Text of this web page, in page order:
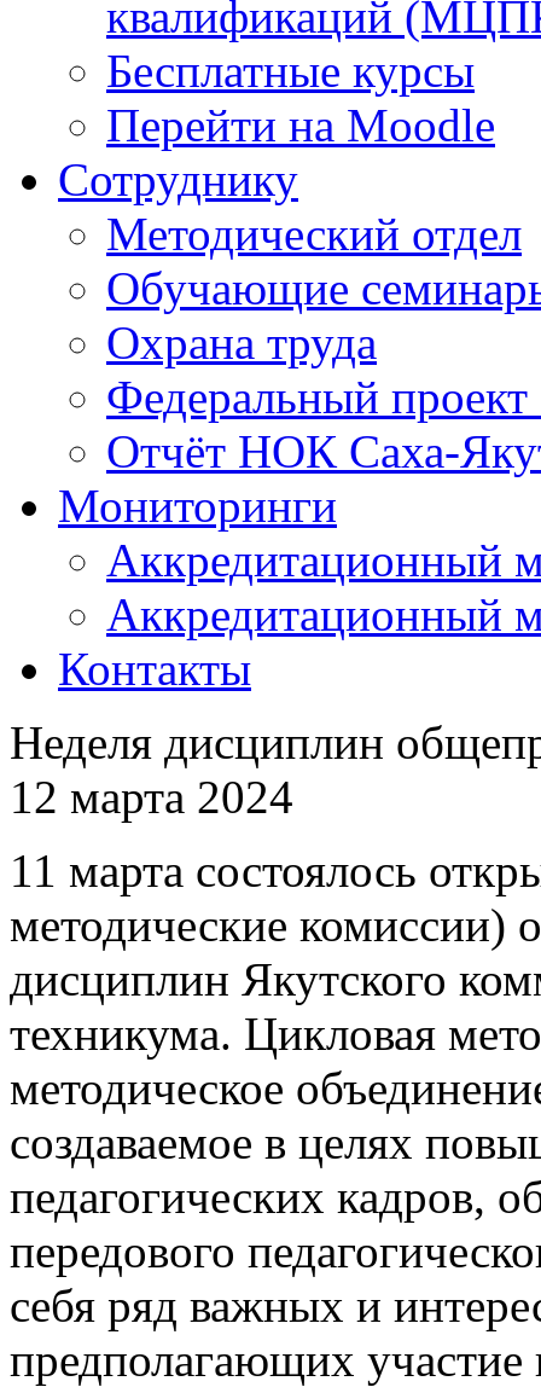
квалификаций
Бесплатные курсы
Перейти на Moodle
Сотруднику
Методический отдел
Обучающие
Охрана труда
Федеральный
Отчёт НОК Саха-
Мониторинги
Аккредитационный
Аккредитационный
Контакты
Неделя дисциплин
12 марта 2024
11 марта состоялось
методические комиссии)
дисциплин Якутского
техникума. Цикловая
методическое
создаваемое в целях
педагогических кадров,
передового
себя ряд важных и
предполагающих участие